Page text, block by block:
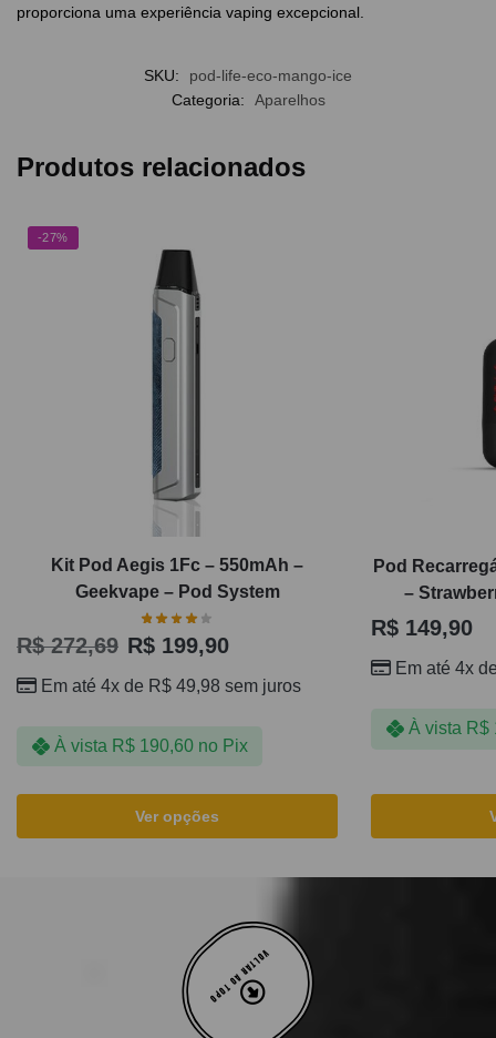
proporciona uma experiência vaping excepcional.
SKU:
pod-life-eco-mango-ice
Categoria:
Aparelhos
Produtos relacionados
-27%
Kit Pod Aegis 1Fc – 550mAh –
Geekvape – Pod System
R$272,69 R$ 199,90
Em até 4x de R$ 49,98 sem juros
À vista R$190,60 no Pix
Ver opções
Pod
–
R$ 149,90
Em até 4x
À vista R$
VOLTAR AO TOPO